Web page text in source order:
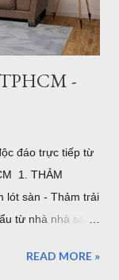
-
đáo trực tiếp từ
1. THẢM
lót sàn - Thảm trải
từ nhà nhà sản
tốt nhất cho
READ MORE »